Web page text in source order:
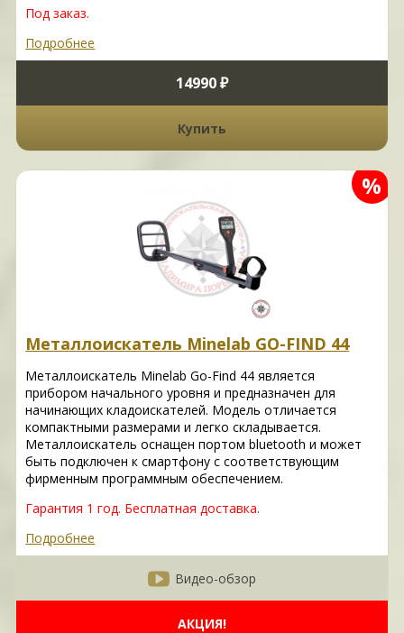
Под заказ.
Подробнее
14990 ₽
Купить
%
Металлоискатель Minelab GO-FIND 44
Металлоискатель Minelab Go-Find 44 является
прибором начального уровня и предназначен для
начинающих кладоискателей. Модель отличается
компактными размерами и легко складывается.
Металлоискатель оснащен портом bluetooth и может
быть подключен к смартфону с соответствующим
фирменным программным обеспечением.
Гарантия 1 год. Бесплатная доставка.
Подробнее
Видео-обзор
АКЦИЯ!